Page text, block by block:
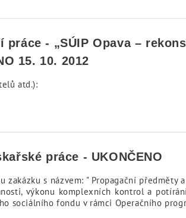
- „SÚIP Opava –
15. 10. 2012
atd.):
práce - UKONČENO
s názvem: " Propagační předměty
výkonu komplexních kontrol a
sociálního fondu v rámci Operačního